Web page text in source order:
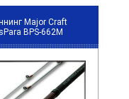
Major Craft
BPS-662M